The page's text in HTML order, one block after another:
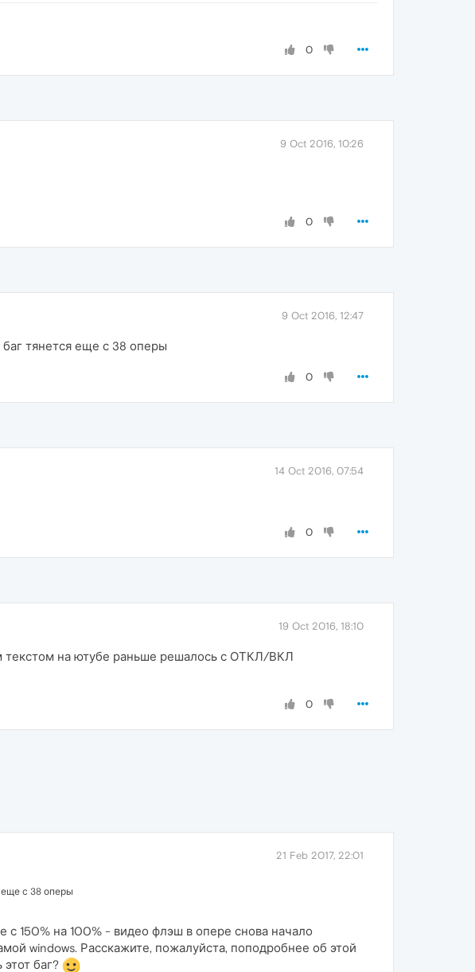
0
9 Oct 2016, 10:26
0
9 Oct 2016, 12:47
баг тянется еще с 38 оперы
0
14 Oct 2016, 07:54
0
19 Oct 2016, 18:10
текстом на ютубе раньше решалось с ОТКЛ/ВКЛ
0
21 Feb 2017, 22:01
еще с 38 оперы
с 150% на 100% - видео флэш в опере снова начало
windows. Расскажите, пожалуйста, поподробнее об этой
баг?